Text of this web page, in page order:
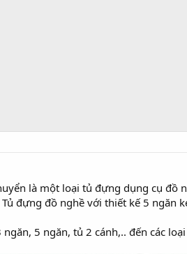
là một loại tủ đựng dụng cụ đồ
đựng đồ nghề với thiết kế 5
5 ngăn, tủ 2 cánh,.. đến các